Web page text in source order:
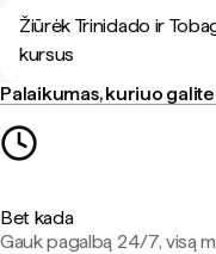
Žiūrėk Trinidado ir
kursus
Palaikumas, kuriuo
Bet kada
Gauk pagalbą 24/7, visą